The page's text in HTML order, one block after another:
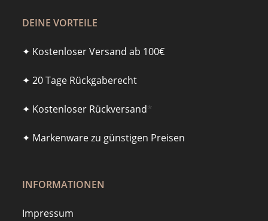
DEINE VORTEILE
✦ Kostenloser Versand ab 100€
✦ 20 Tage Rückgaberecht
✦ Kostenloser Rückversand*
✦ Markenware zu günstigen Preisen
INFORMATIONEN
Impressum